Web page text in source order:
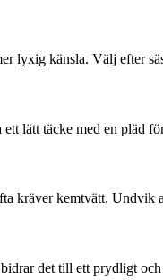
lyxig känsla. Välj efter
ett lätt täcke med en pläd
kräver kemtvätt.
det till ett prydligt